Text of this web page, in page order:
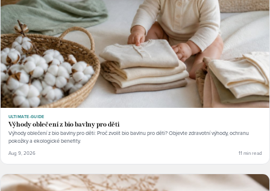
ULTIMATE-GUIDE
Výhody oblečení z bio bavlny pro děti
Výhody oblečení z bio bavlny pro děti: Proč zvolit bio bavlnu pro děti? Objevte zdravotní výhody, ochranu
pokožky a ekologické benefity.
Aug 9, 2026 11 min read